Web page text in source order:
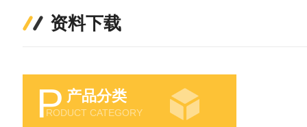
资料下载
P 产品分类
RODUCT CATEGORY